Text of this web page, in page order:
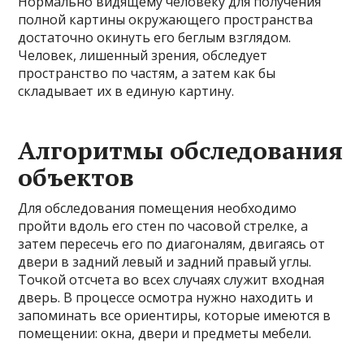
полной картины окружающего пространства
достаточно окинуть его беглым взглядом.
Человек, лишенный зрения, обследует
пространство по частям, а затем как бы
складывает их в единую картину.
Алгоритмы обследования
объектов
Для обследования помещения необходимо
пройти вдоль его стен по часовой стрелке, а
затем пересечь его по диагоналям, двигаясь от
двери в задний левый и задний правый углы.
Точкой отсчета во всех случаях служит входная
дверь. В процессе осмотра нужно находить и
запоминать все ориентиры, которые имеются в
помещении: окна, двери и предметы мебели.